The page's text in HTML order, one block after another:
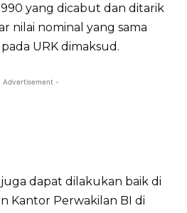
yang dicabut dan ditarik
nilai nominal yang sama
URK dimaksud.
Advertisement -
dapat dilakukan baik di
Kantor Perwakilan BI di